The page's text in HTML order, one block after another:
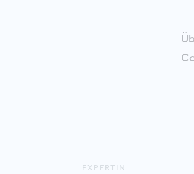
EXPERTIN